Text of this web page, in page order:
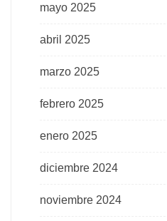
mayo 2025
abril 2025
marzo 2025
febrero 2025
enero 2025
diciembre 2024
noviembre 2024